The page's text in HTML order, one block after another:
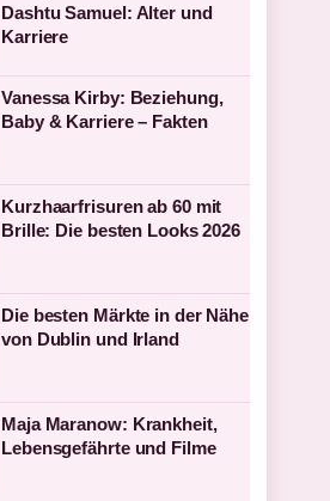
Dashtu Samuel: Alter und
Karriere
Vanessa Kirby: Beziehung,
Baby & Karriere – Fakten
Kurzhaarfrisuren ab 60 mit
Brille: Die besten Looks 2026
Die besten Märkte in der Nähe
von Dublin und Irland
Maja Maranow: Krankheit,
Lebensgefährte und Filme